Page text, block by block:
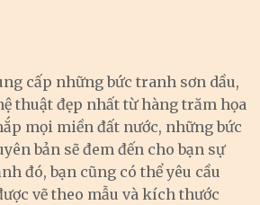
cấp những bức tranh sơn dầu,
thuật đẹp nhất từ hàng trăm họa
mọi miền đất nước, những bức
bản sẽ đem đến cho bạn sự
đó, bạn cũng có thể yêu cầu
vẽ theo mẫu và kích thước